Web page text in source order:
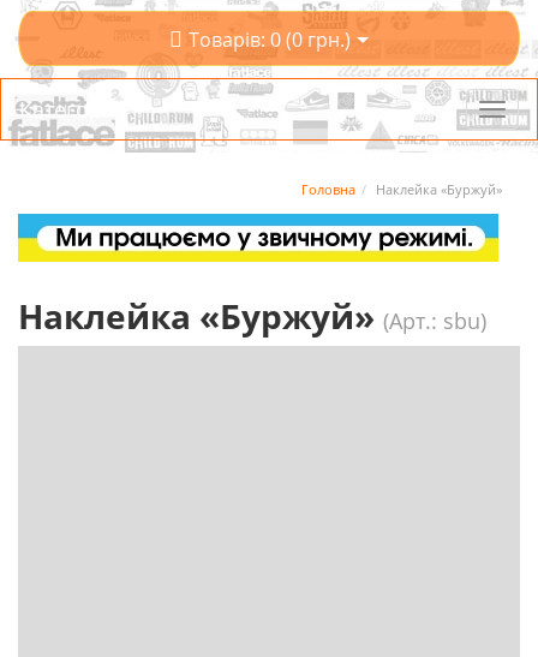
Товарів: 0 (0 грн.)
Категорії
Головна Наклейка «Буржуй»
Наклейка «Буржуй» (Арт.: sbu)